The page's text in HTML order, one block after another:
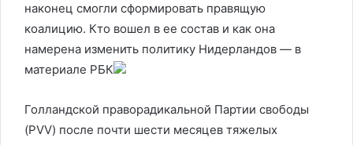
наконец смогли сформировать правящую
коалицию. Кто вошел в ее состав и как она
намерена изменить политику Нидерландов — в
материале РБК
Голландской праворадикальной Партии свободы
(PVV) после почти шести месяцев тяжелых